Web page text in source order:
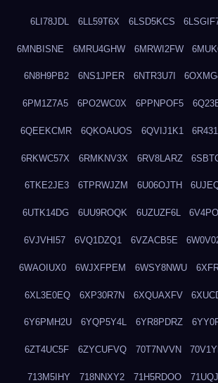
6LI78JDL 6LL59T6X 6LSD5KCS
6MNBISNE 6MRU4GHW 6MRWI2FW
6N8H9PB2 6NS1JPER 6NTR3U7I
6PM1Z7A5 6PO2WC0X 6PPNPOF5
6QEEKCMR 6QKOAUOS 6QVIJ1K1
6RKWC57X 6RMKNV3X 6RV8LARZ
6TKE2JE3 6TPRWJZM 6U06OJTH
6UTK14DG 6UU9ROQK 6UZUZF6L
6VJVHI57 6VQ1DZQ1 6VZACB5E
6WAOIUX0 6WJXFPEM 6WSY8NWU
6XL3E0EQ 6XP30R7N 6XQUAXFV
6Y6PMH2U 6YQP5Y4L 6YR8PDRZ
6ZT4UC5F 6ZYCUFVQ 70T7NVVN
713M5IHY 718NNXY2 71H5RDOO